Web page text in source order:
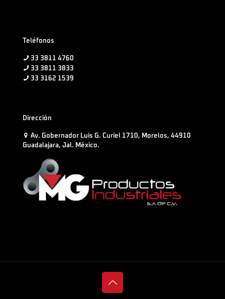
Teléfonos
33 3811 4760
33 3811 3833
33 3162 1539
Dirección
Av. Gobernador Luis G. Curiel 1710, Morelos, 44910
Guadalajara, Jal. México.